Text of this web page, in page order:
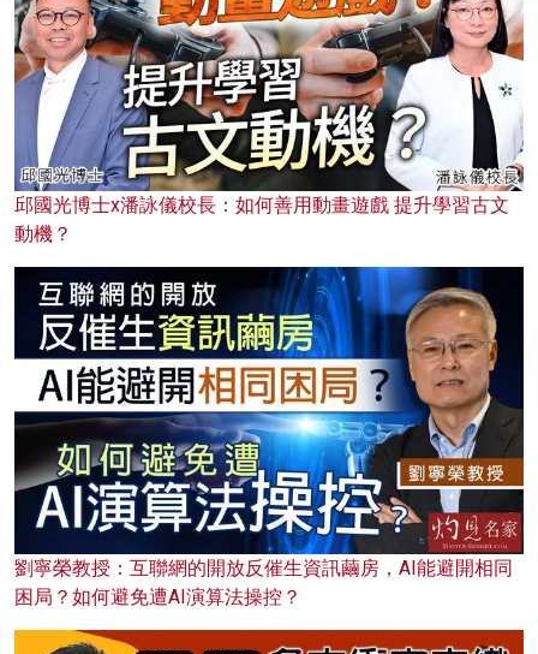
邱國光博士x潘詠儀校長：如何善用動畫遊戲 提升學習古文
動機？
劉寧榮教授：互聯網的開放反催生資訊繭房，AI能避開相同
困局？如何避免遭AI演算法操控？